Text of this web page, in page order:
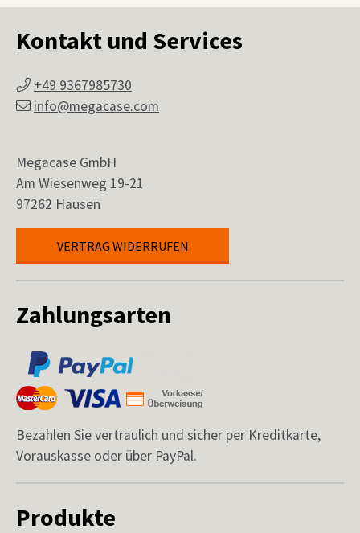
Zahlungsarten
Bezahlen Sie vertraulich und sicher per Kreditkarte,
Vorauskasse oder über PayPal.
Produkte
Kontakt und Services
+49 9367985730
info@megacase.com
Megacase GmbH
Am Wiesenweg 19-21
97262 Hausen
VERTRAG WIDERRUFEN